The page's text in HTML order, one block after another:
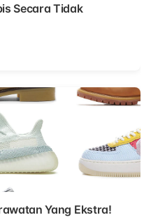
Secara Tidak
Yang Ekstra!